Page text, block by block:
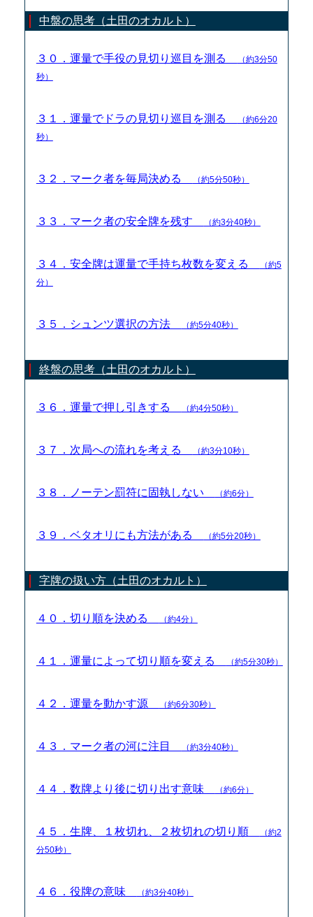
中盤の思考（土田のオカルト）
３０．運量で手役の見切り巡目を測る
（約3分50
秒）
３１．運量でドラの見切り巡目を測る
（約6分20
秒）
３２．マーク者を毎局決める （約5分50秒）
３３．マーク者の安全牌を残す （約3分40秒）
３４．安全牌は運量で手持ち枚数を変える
（約5
分）
３５．シュンツ選択の方法 （約5分40秒）
終盤の思考（土田のオカルト）
３６．運量で押し引きする （約4分50秒）
３７．次局への流れを考える （約3分10秒）
３８．ノーテン罰符に固執しない （約6分）
３９．ベタオリにも方法がある （約5分20秒）
字牌の扱い方（土田のオカルト）
４０．切り順を決める （約4分）
４１．運量によって切り順を変える （約5分30秒）
４２．運量を動かす源 （約6分30秒）
４３．マーク者の河に注目 （約3分40秒）
４４．数牌より後に切り出す意味 （約6分）
４５．生牌、１枚切れ、２枚切れの切り順
（約2
分50秒）
４６．役牌の意味 （約3分40秒）